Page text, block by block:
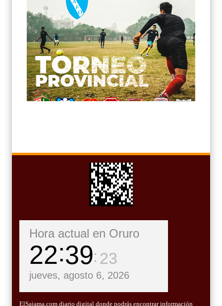
Hora actual en Oruro
22 39 25
jueves, agosto 6, 2026
ElSajama.com diario digital donde podrás encontrar información